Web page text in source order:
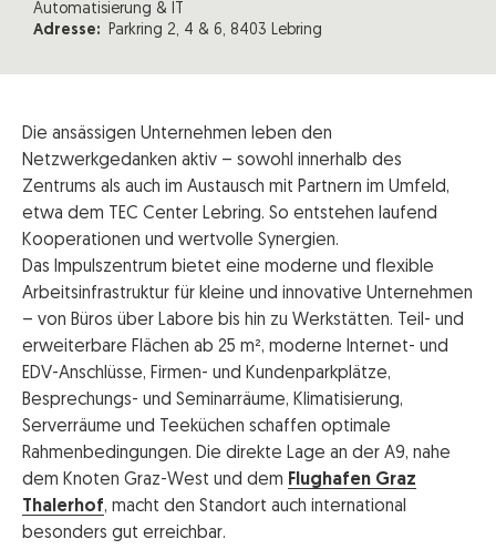
Automatisierung & IT
Adresse: Parkring 2, 4 & 6, 8403 Lebring
Die ansässigen Unternehmen leben den
Netzwerkgedanken aktiv – sowohl innerhalb des
Zentrums als auch im Austausch mit Partnern im Umfeld,
etwa dem TEC Center Lebring. So entstehen laufend
Kooperationen und wertvolle Synergien.
Das Impulszentrum bietet eine moderne und flexible
Arbeitsinfrastruktur für kleine und innovative Unternehmen
– von Büros über Labore bis hin zu Werkstätten. Teil- und
erweiterbare Flächen ab 25 m², moderne Internet- und
EDV-Anschlüsse, Firmen- und Kundenparkplätze,
Besprechungs- und Seminarräume, Klimatisierung,
Serverräume und Teeküchen schaffen optimale
Rahmenbedingungen. Die direkte Lage an der A9, nahe
dem Knoten Graz-West und dem Flughafen Graz
Thalerhof, macht den Standort auch international
besonders gut erreichbar.